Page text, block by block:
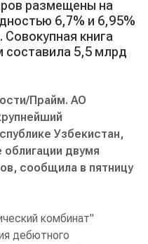
размещены на
6,7% и 6,95%
книга
составила 5,5 млрд
Прайм. АО
Узбекистан,
двумя
сообщила в пятницу
комбинат"
дебютного